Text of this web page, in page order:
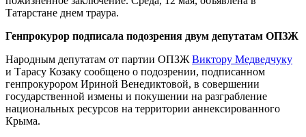
Татарстане днем траура.
Генпрокурор подписала подозрения двум депутатам ОПЗЖ
Народным депутатам от партии ОПЗЖ Виктору Медведчуку
и Тарасу Козаку сообщено о подозрении, подписанном
генпрокурором Ириной Венедиктовой, в совершении
государственной измены и покушении на разграбление
национальных ресурсов на территории аннексированного
Крыма.